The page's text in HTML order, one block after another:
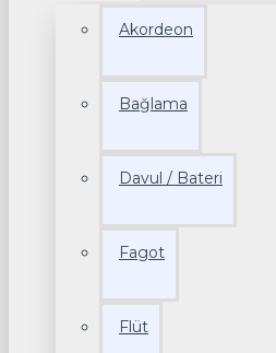
Akordeon
Bağlama
Davul / Bateri
Fagot
Flüt